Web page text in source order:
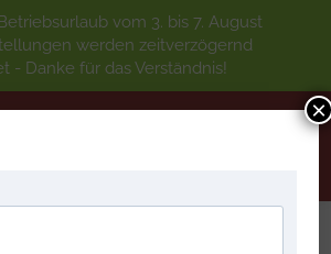
vom 3. bis 7. August
werden zeitverzögernd
- Danke für das Verständnis!
×